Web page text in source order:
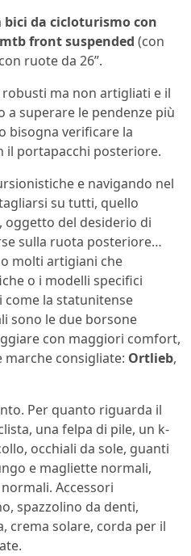
bici da cicloturismo con
mtb front suspended (con
ruote da 26”.
ma non artigliati e il
a superare le pendenze più
bisogna verificare la
il portapacchi posteriore.
e navigando nel
su tutti, quello
, oggetto del desiderio di
sulla ruota posteriore…
molti artigiani che
o i modelli specifici
come la statunitense
sono le due borsone
con maggiori comfort,
consigliate: Ortlieb,
Per quanto riguarda il
una felpa di pile, un k-
occhiali da sole, guanti
e magliette normali,
Accessori
spazzolino da denti,
crema solare, corda per il